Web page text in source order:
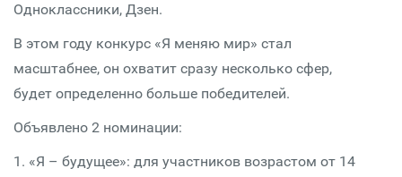
Одноклассники, Дзен.
В этом году конкурс «Я меняю мир» стал
масштабнее, он охватит сразу несколько сфер,
будет определенно больше победителей.
Объявлено 2 номинации:
1. «Я – будущее»: для участников возрастом от 14